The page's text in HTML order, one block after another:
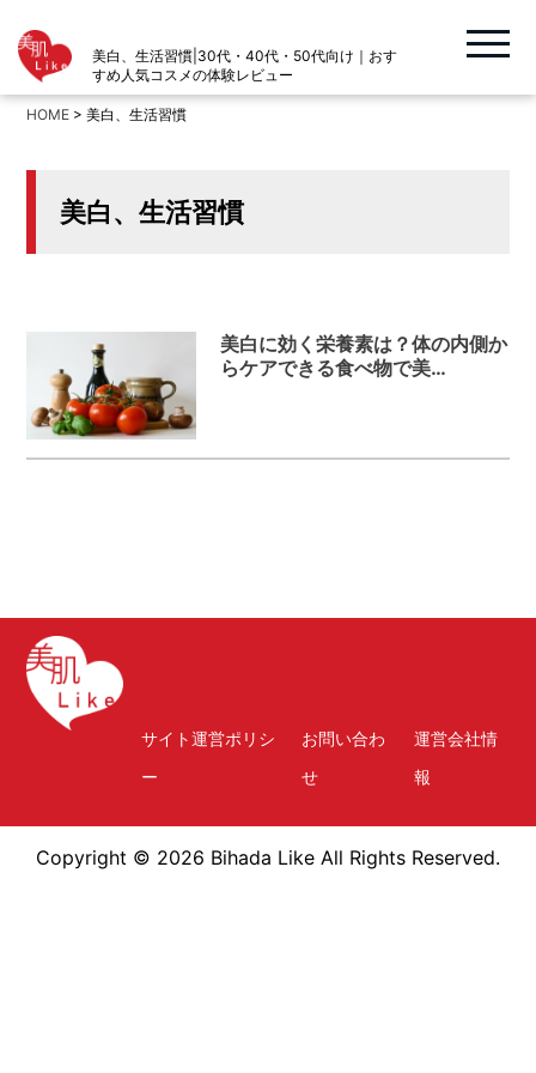
美白、生活習慣|30代・40代・50代向け｜おす
すめ人気コスメの体験レビュー
HOME >美白、生活習慣
美白、生活習慣
美白に効く栄養素は？体の内側か
らケアできる食べ物で美…
サイト運営ポリシ
ー
お問い合わ
せ
運営会社情
報
Copyright © 2026 Bihada Like All Rights Reserved.